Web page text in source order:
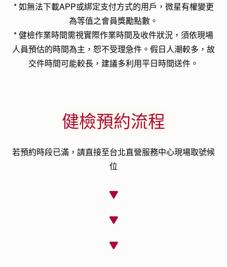
* 如無法下載APP或綁定支付方式的用戶，微星有權變更
為等值之會員獎勵點數。
* 健檢作業時間需視實際作業時間及收件狀況，須依現場
人員預估的時間為主，恕不受理急件。假日人潮較多，故
交件時間可能較長，建議多利用平日時間送件。
健檢預約流程
若預約時段已滿，請直接至台北直營服務中心現場取號候
位